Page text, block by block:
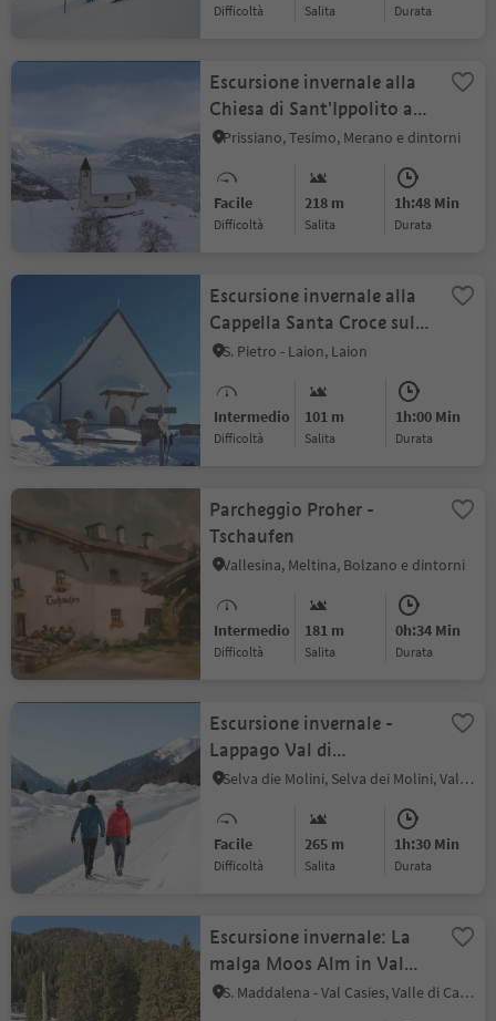
Difficoltà Salita durata
Escursione invernale alla
Chiesa di Sant'Ippolito a
Narano
Prissiano, Tesimo, Merano e dintorni
Facile
Difficoltà
218 m
Salita
1h:48 Min
durata
Escursione invernale alla
Cappella Santa Croce sul
Resciesa
S. Pietro - Laion, Laion
Intermedio
Difficoltà
101 m
Salita
1h:00 Min
durata
Parcheggio Proher -
Tschaufen
Vallesina, Meltina, Bolzano e dintorni
Intermedio
Difficoltà
181 m
Salita
0h:34 Min
durata
Escursione invernale -
Lappago Val di
Cesa/Zösen
Selva die Molini, Selva dei Molini, Valle Aurina
Facile
Difficoltà
265 m
Salita
1h:30 Min
durata
Escursione invernale: La
malga Moos Alm in Val
Casies 1477 m
S. Maddalena - Val Casies, Valle di Casies